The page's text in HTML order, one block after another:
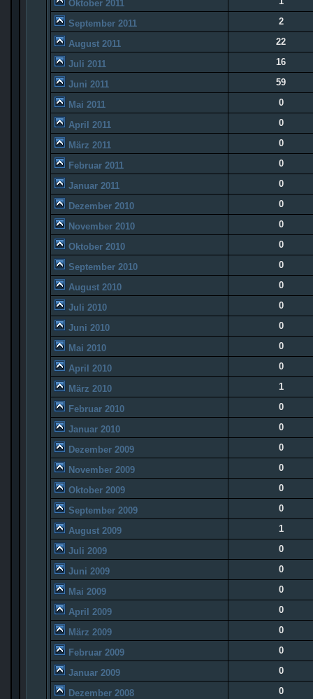
Oktober 2011
September 2011 2
August 2011 22
Juli 2011 16
Juni 2011 59
Mai 2011 0
April 2011 0
März 2011 0
Februar 2011 0
Januar 2011 0
Dezember 2010 0
November 2010 0
Oktober 2010 0
September 2010 0
August 2010 0
Juli 2010 0
Juni 2010 0
Mai 2010 0
April 2010 0
März 2010 1
Februar 2010 0
Januar 2010 0
Dezember 2009 0
November 2009 0
Oktober 2009 0
September 2009 0
August 2009 1
Juli 2009 0
Juni 2009 0
Mai 2009 0
April 2009 0
März 2009 0
Februar 2009 0
Januar 2009 0
Dezember 2008 0